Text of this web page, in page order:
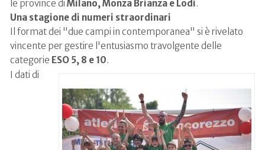
le province di Milano, Monza Brianza e Lodi.
Una stagione di numeri straordinari
Il format dei "due campi in contemporanea" si è rivelato
vincente per gestire l'entusiasmo travolgente delle
categorie ESO 5, 8 e 10.
I dati di